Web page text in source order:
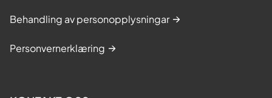
Behandling av personopplysningar
Personvernerklæring